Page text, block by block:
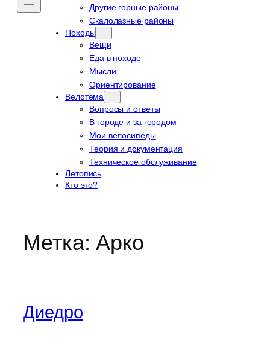
Другие горные районы
Скалолазные районы
Походы
Вещи
Еда в походе
Мысли
Ориентирование
Велотема
Вопросы и ответы
В городе и за городом
Мои велосипеды
Теория и документация
Техническое обслуживание
Летопись
Кто это?
Метка:Арко
Диедро